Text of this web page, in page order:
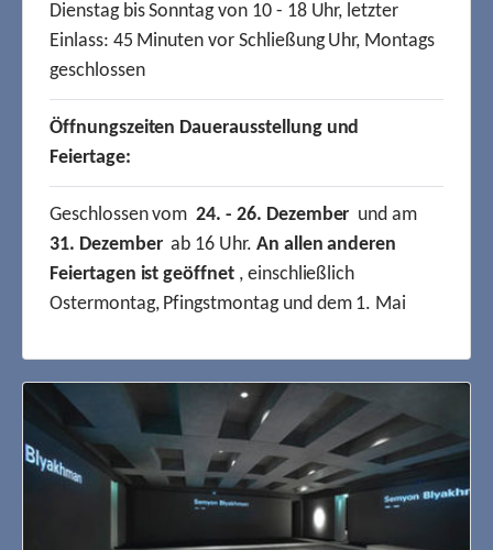
Dienstag bis Sonntag von 10 - 18 Uhr, letzter
Einlass: 45 Minuten vor Schließung Uhr, Montags
geschlossen
Öffnungszeiten Dauerausstellung und
Feiertage:
Geschlossen vom24. - 26. Dezember und am
31. Dezemberab 16 Uhr. An allen anderen
Feiertagen ist geöffnet, einschließlich
Ostermontag, Pfingstmontag und dem 1. Mai